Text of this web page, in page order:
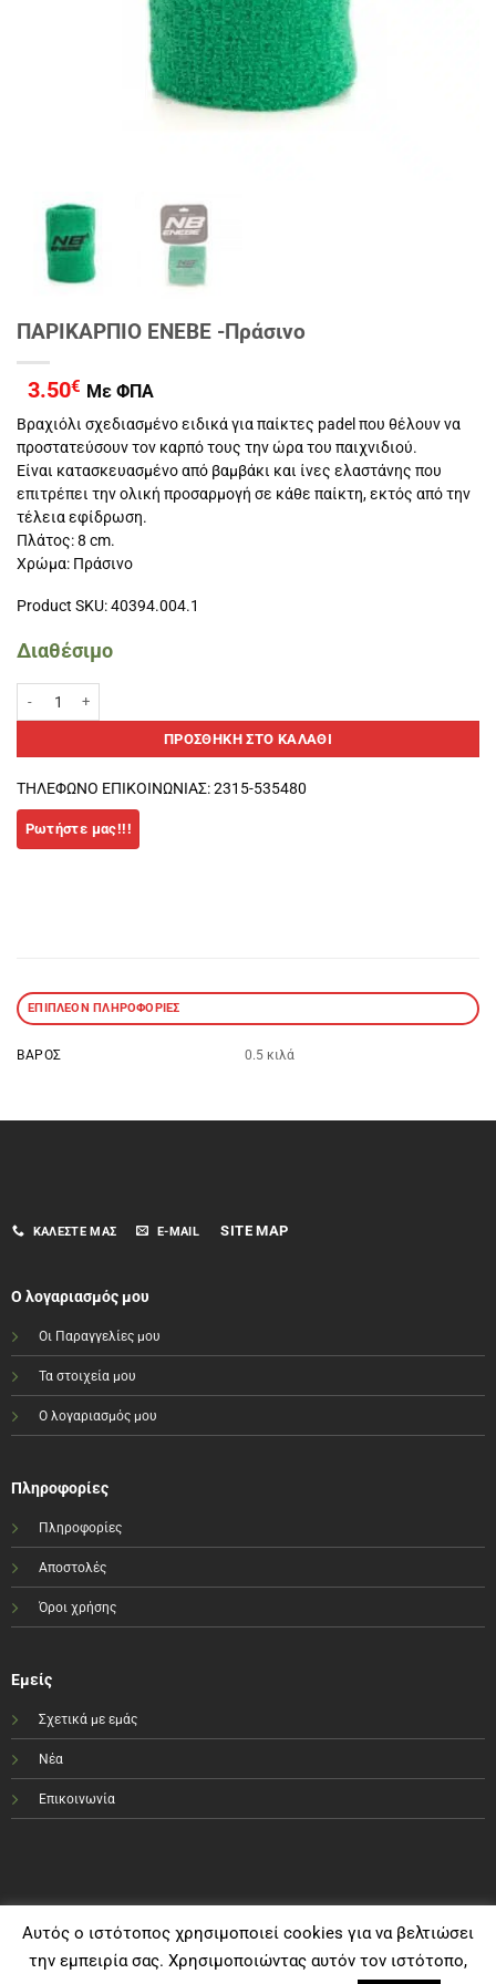
ΠΑΡΙΚΑΡΠΙΟ ENEBE -Πράσινο
3.50€ Με ΦΠΑ
Βραχιόλι σχεδιασμένο ειδικά για παίκτες padel που θέλουν να
προστατεύσουν τον καρπό τους την ώρα του παιχνιδιού.
Είναι κατασκευασμένο από βαμβάκι και ίνες ελαστάνης που
επιτρέπει την ολική προσαρμογή σε κάθε παίκτη, εκτός από την
τέλεια εφίδρωση.
Πλάτος: 8 cm.
Χρώμα: Πράσινο
Product SKU: 40394.004.1
Διαθέσιμο
ΠΡΟΣΘΉΚΗ ΣΤΟ ΚΑΛΆΘΙ
ΤΗΛΕΦΩΝΟ ΕΠΙΚΟΙΝΩΝΙΑΣ: 2315-535480
ΕΠΙΠΛΈΟΝ ΠΛΗΡΟΦΟΡΊΕΣ
ΒΆΡΟΣ 0.5 κιλά
ΚΑΛΈΣΤΕ ΜΑΣ E-MAIL SITE MAP
Ο λογαριασμός μου
Οι Παραγγελίες μου
Τα στοιχεία μου
Ο λογαριασμός μου
Πληροφορίες
Πληροφορίες
Αποστολές
Όροι χρήσης
Εμείς
Σχετικά με εμάς
Νέα
Επικοινωνία
Αυτός ο ιστότοπος χρησιμοποιεί cookies για να βελτιώσει
την εμπειρία σας. Χρησιμοποιώντας αυτόν τον ιστότοπο,